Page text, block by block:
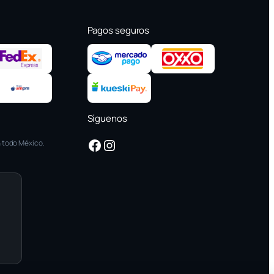
México.
Pagos seguros
Síguenos
Facebook Instagram